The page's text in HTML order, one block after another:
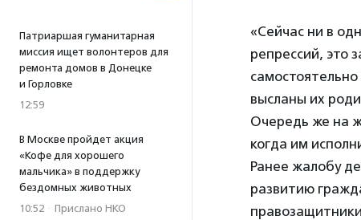
Патриаршая гуманитарная
миссия ищет волонтеров для
ремонта домов в Донецке
и Горловке
12:59
В Москве пройдет акция
«Кофе для хорошего
мальчика» в поддержку
бездомных животных
10:52 · Прислано НКО
«Сейчас ни в
репрессий, это
высланы их
Очередь же на
когда им
Ранее жалобу
развитию